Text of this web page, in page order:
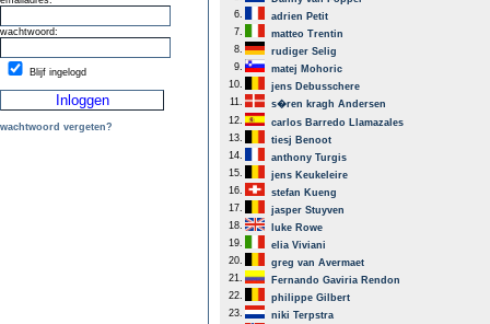
wachtwoord:
Blijf ingelogd
wachtwoord vergeten?
6.
adrien Petit
7.
matteo Trentin
8.
rudiger Selig
9.
matej Mohoric
10.
jens Debusschere
11.
s�ren kragh Andersen
12.
carlos Barredo Llamazales
13.
tiesj Benoot
14.
anthony Turgis
15.
jens Keukeleire
16.
stefan Kueng
17.
jasper Stuyven
18.
luke Rowe
19.
elia Viviani
20.
greg van Avermaet
21.
Fernando Gaviria Rendon
22.
philippe Gilbert
23.
niki Terpstra